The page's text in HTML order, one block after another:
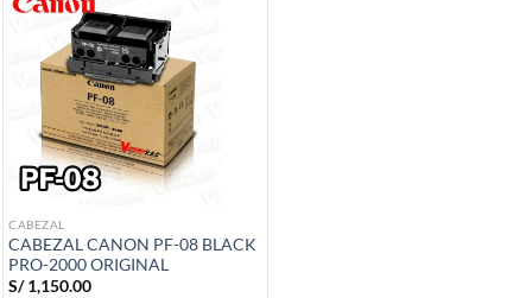
CABEZAL
CABEZAL CANON PF-08 BLACK
PRO-2000 ORIGINAL
S/1,150.00